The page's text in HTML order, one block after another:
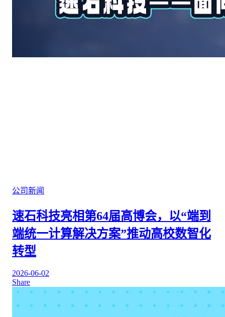
公司新闻
速石科技亮相第64届高博会，以“端到
端统一计算解决方案”推动高校数智化
转型
2026-06-02
Share